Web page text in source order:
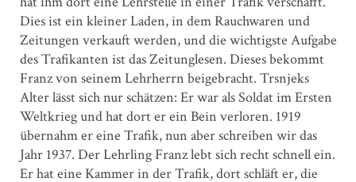
Dies ist ein kleiner Laden, in dem Rauchwaren und
Zeitungen verkauft werden, und die wichtigste Aufgabe
des Trafikanten ist das Zeitunglesen. Dieses bekommt
Franz von seinem Lehrherrn beigebracht. Trsnjeks
Alter lässt sich nur schätzen: Er war als Soldat im Ersten
Weltkrieg und hat dort er ein Bein verloren. 1919
übernahm er eine Trafik, nun aber schreiben wir das
Jahr 1937. Der Lehrling Franz lebt sich recht schnell ein.
Er hat eine Kammer in der Trafik, dort schläft er, die